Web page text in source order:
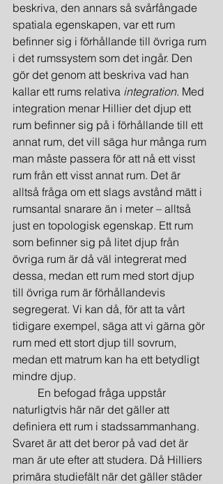
beskriva, den annars så svårfångade
spatiala egenskapen, var ett rum
befinner sig i förhållande till övriga rum
i det rumssystem som det ingår. Den
gör det genom att beskriva vad han
kallar ett rums relativa integration. Med
integration menar Hillier det djup ett
rum befinner sig på i förhållande till ett
annat rum, det vill säga hur många rum
man måste passera för att nå ett visst
rum från ett visst annat rum. Det är
alltså fråga om ett slags avstånd mätt i
rumsantal snarare än i meter – alltså
just en topologisk egenskap. Ett rum
som befinner sig på litet djup från
övriga rum är då väl integrerat med
dessa, medan ett rum med stort djup
till övriga rum är förhållandevis
segregerat. Vi kan då, för att ta vårt
tidigare exempel, säga att vi gärna gör
rum med ett stort djup till sovrum,
medan ett matrum kan ha ett betydligt
mindre djup.
En befogad fråga uppstår
naturligtvis här när det gäller att
definiera ett rum i stadssammanhang.
Svaret är att det beror på vad det är
man är ute efter att studera. Då Hilliers
primära studiefält när det gäller städer